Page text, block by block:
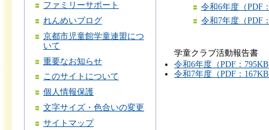
ファミリーサポート
れんめいブログ
京都市児童館学童連盟につ
いて
重要なお知らせ
このサイトについて
個人情報保護
文字サイズ・色合いの変更
サイトマップ
令和6年度（PDF
令和7年度（PDF
学童クラブ活動報告書
令和6年度（PDF：
令和7年度（PDF：